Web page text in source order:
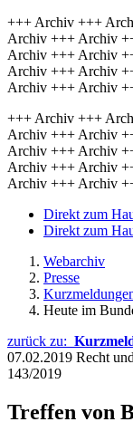
+++ Archiv +++
Archiv +++ Archiv
Archiv +++ Archiv
Archiv +++ Archiv
Archiv +++ Archiv
+++ Archiv +++
Archiv +++ Archiv
Archiv +++ Archiv
Archiv +++ Archiv
Archiv +++ Archiv
Direkt zum
Direkt zum
Webarchiv
Presse
Heute im
zurück zu:
07.02.2019 Recht
143/2019
Treffen von